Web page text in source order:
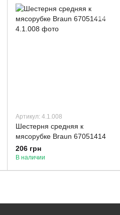
Артикул: 4.1.008
Шестерня средняя к
мясорубке Braun 67051414
206 грн
В наличии